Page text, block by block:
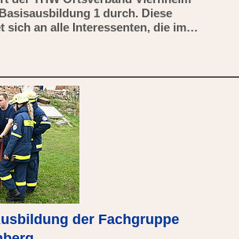
1 durch. Diese
sich an alle Interessenten, die im…
der Fachgruppe